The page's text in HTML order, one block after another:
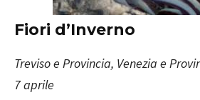
Fiori d’Inverno
Treviso e Provincia, Venezia e
7 aprile